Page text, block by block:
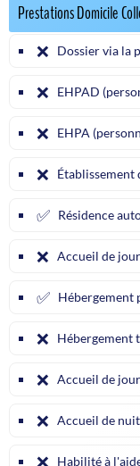
Prestations Domicile
❌ Dossier via la
❌ EHPAD
❌ EHPA
❌ Établissement
✅ Résidence
❌ Accueil de
✅ Hébergement
❌ Hébergement
❌ Accueil de jour
❌ Accueil de nuit
❌ Habilité à